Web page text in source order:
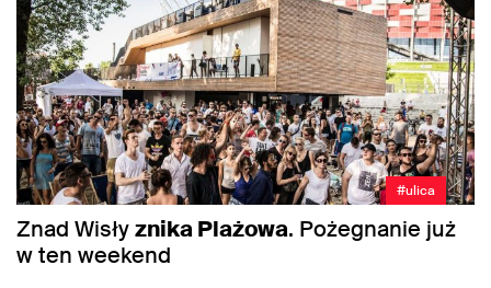
#ulica
Znad Wisłyznika Plażowa. Pożegnanie już
w ten weekend